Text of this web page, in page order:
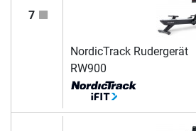
7
NordicTrack Rudergerät
RW900